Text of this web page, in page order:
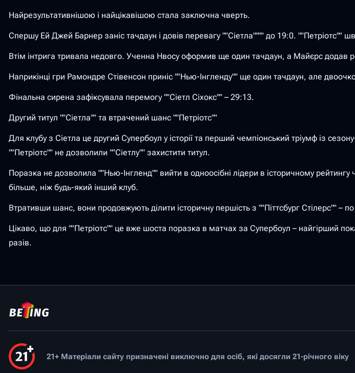
Найрезультативнішою і найцікавішою стала заключна чверть.
Спершу Ей Джей Барнер заніс тачдаун і довів перевагу ""Сіетла"""" до 19:0. ""Петріотс""
Втім інтрига тривала недовго. Ученна Нвосу оформив ще один тачдаун, а Майєрс
Наприкінці гри Рамондре Стівенсон приніс ""Нью-Інгленду"" ще один тачдаун, але
Фінальна сирена зафіксувала перемогу ""Сіетл Сіхокс"" – 29:13.
Другий титул ""Сіетла"" та втрачений шанс ""Петріотс""
Для клубу з Сіетла це другий Супербоул у історії та перший чемпіонський тріумф із
""Петріотс"" не дозволили ""Сіетлу"" захистити титул.
Поразка не дозволила ""Нью-Інгленд"" вийти в одноосібні лідери в історичному рейтингу
більше, ніж будь-який інший клуб.
Втративши шанс, вони продовжують ділити історичну першість з ""Піттсбург Стілерс"" –
Цікаво, що для ""Петріотс"" це вже шоста поразка в матчах за Супербоул – найгірший
разів.
21+ Матеріали сайту призначені виключно для осіб, які досягли 21-річного віку